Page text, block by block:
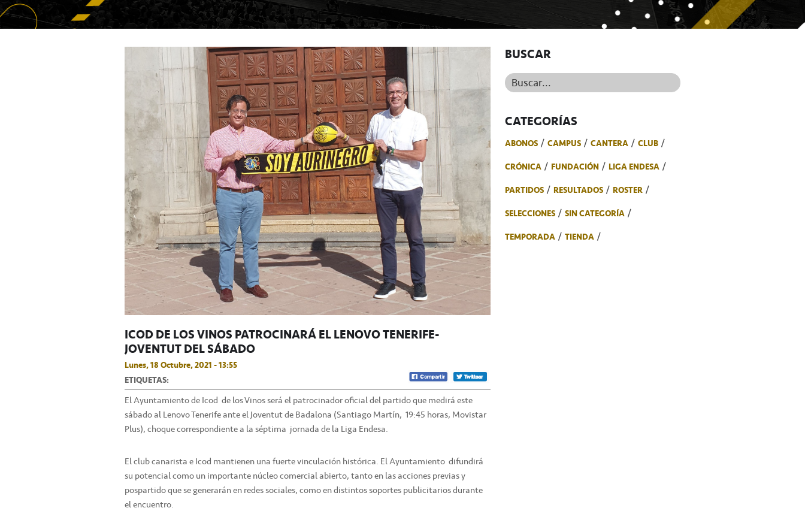
ICOD DE LOS VINOS PATROCINARÁ EL LENOVO TENERIFE-
JOVENTUT DEL SÁBADO
Lunes, 18 Octubre, 2021 - 13:55
ETIQUETAS:
El Ayuntamiento de Icod de los Vinos será el patrocinador oficial del partido que medirá este
sábado al Lenovo Tenerife ante el Joventut de Badalona (Santiago Martín, 19:45 horas, Movistar
Plus), choque correspondiente a la séptima jornada de la Liga Endesa.
El club canarista e Icod mantienen una fuerte vinculación histórica. El Ayuntamiento difundirá
su potencial como un importante núcleo comercial abierto, tanto en las acciones previas y
pospartido que se generarán en redes sociales, como en distintos soportes publicitarios durante
el encuentro.
BUSCAR
Buscar...
CATEGORÍAS
ABONOS CAMPUS CANTERA
CLUB
CRÓNICA
FUNDACIÓN
LIGA ENDESA
PARTIDOS
RESULTADOS
ROSTER
SELECCIONES
SIN CATEGORÍA
TEMPORADA
TIENDA